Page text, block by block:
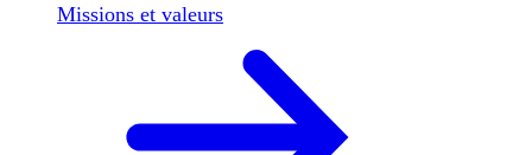
Missions et valeurs